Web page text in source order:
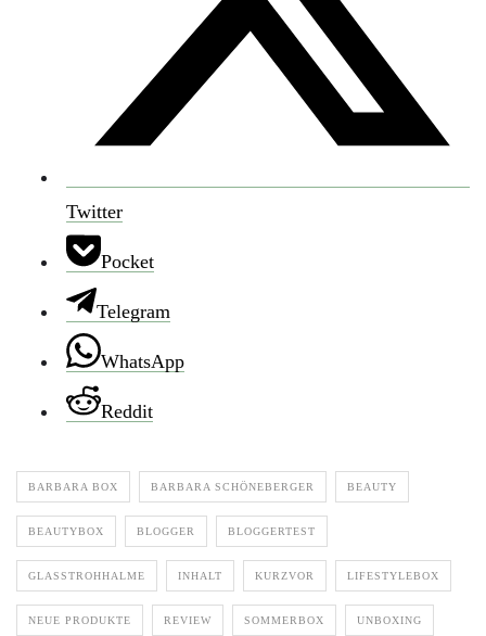
Twitter
Pocket
Telegram
WhatsApp
Reddit
BARBARA BOX BARBARA SCHÖNEBERGER BEAUTY
BEAUTYBOX BLOGGER BLOGGERTEST
GLASSTROHHALME INHALT KURZVOR LIFESTYLEBOX
NEUE PRODUKTE REVIEW SOMMERBOX UNBOXING